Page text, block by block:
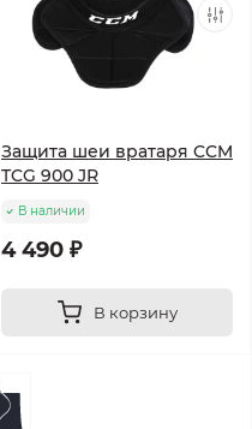
Защита шеи вратаря CCM
TCG 900 JR
В наличии
4 490 ₽
В корзину